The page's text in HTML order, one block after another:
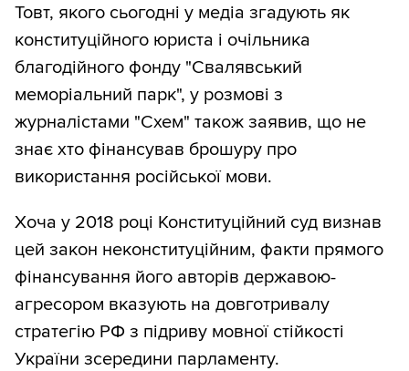
Товт, якого сьогодні у медіа згадують як
конституційного юриста і очільника
благодійного фонду "Свалявський
меморіальний парк", у розмові з
журналістами "Схем" також заявив, що не
знає хто фінансував брошуру про
використання російської мови.
Хоча у 2018 році Конституційний суд визнав
цей закон неконституційним, факти прямого
фінансування його авторів державою-
агресором вказують на довготривалу
стратегію РФ з підриву мовної стійкості
України зсередини парламенту.